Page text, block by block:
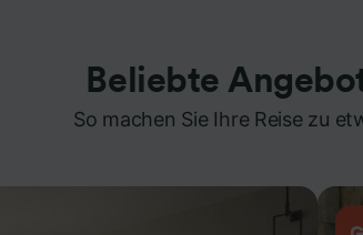
Beliebte
So machen Sie Ihre Reise zu